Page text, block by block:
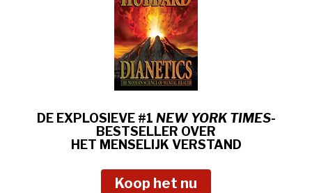
DE EXPLOSIEVE #1 NEW YORK TIMES-
BESTSELLER OVER
HET MENSELIJK VERSTAND
Koop het nu